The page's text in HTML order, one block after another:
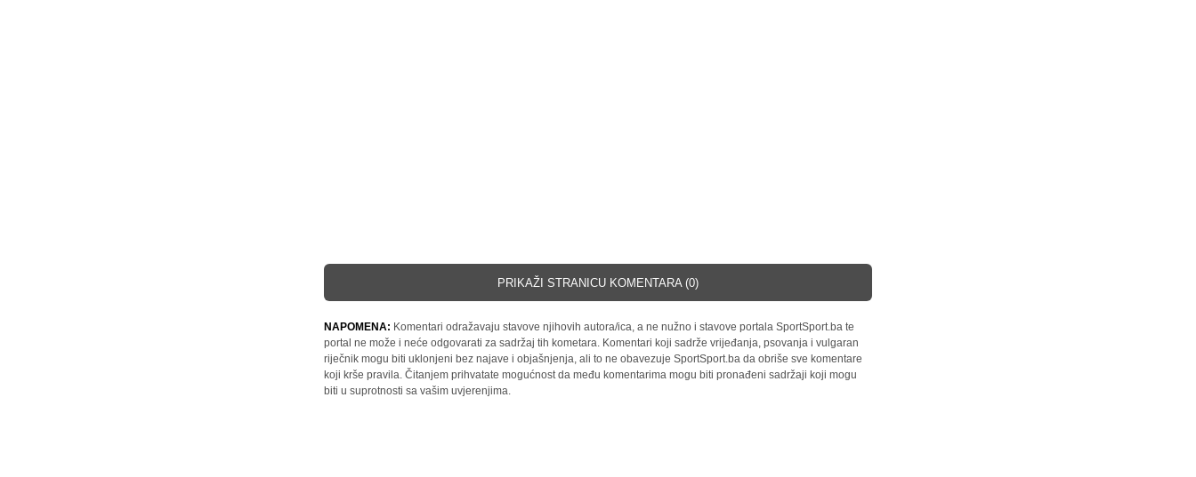
PRIKAŽI STRANICU KOMENTARA (0)
NAPOMENA: Komentari odražavaju stavove njihovih autora/ica, a ne nužno i stavove portala SportSport.ba te
portal ne može i neće odgovarati za sadržaj tih kometara. Komentari koji sadrže vrijeđanja, psovanja i vulgaran
riječnik mogu biti uklonjeni bez najave i objašnjenja, ali to ne obavezuje SportSport.ba da obriše sve komentare
koji krše pravila. Čitanjem prihvatate mogućnost da među komentarima mogu biti pronađeni sadržaji koji mogu
biti u suprotnosti sa vašim uvjerenjima.